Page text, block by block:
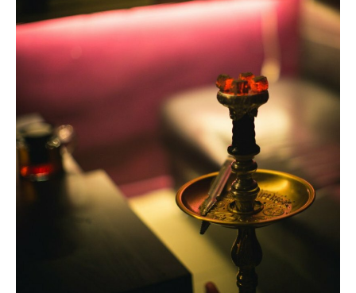
Фото
Мероприятия
Меню
Блог
+7 (499) 288-17-13